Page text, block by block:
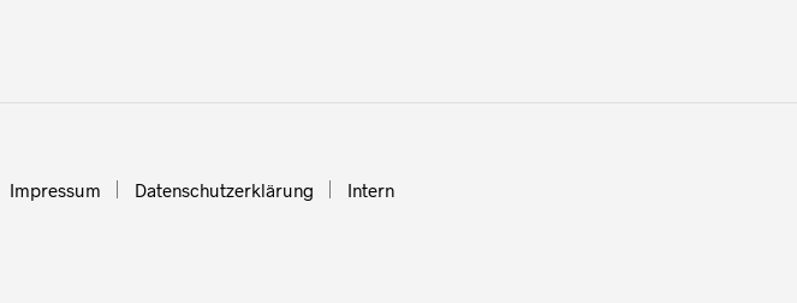
Impressum Datenschutzerklärung Intern